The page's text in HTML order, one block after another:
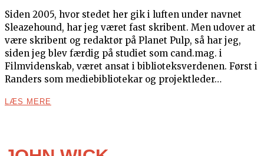
Siden 2005, hvor stedet her gik i luften under navnet
Sleazehound, har jeg været fast skribent. Men udover at
være skribent og redaktør på Planet Pulp, så har jeg,
siden jeg blev færdig på studiet som cand.mag. i
Filmvidenskab, været ansat i biblioteksverdenen. Først i
Randers som mediebibliotekar og projektleder…
LÆS MERE